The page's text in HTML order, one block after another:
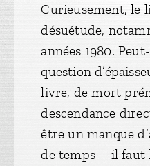
Curieusement, le
désuétude,
années 1980.
question
livre, de mort
descendance
être un manque
de temps – il faut